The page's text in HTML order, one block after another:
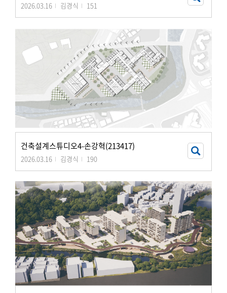
2026.03.16 김경식 151
건축설계스튜디오4-손강혁(213417)
2026.03.16 김경식 190